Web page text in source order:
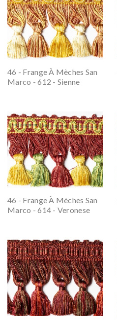
46 - Frange À Mèches San
Marco - 612 - Sienne
46 - Frange À Mèches San
Marco - 614 - Veronese